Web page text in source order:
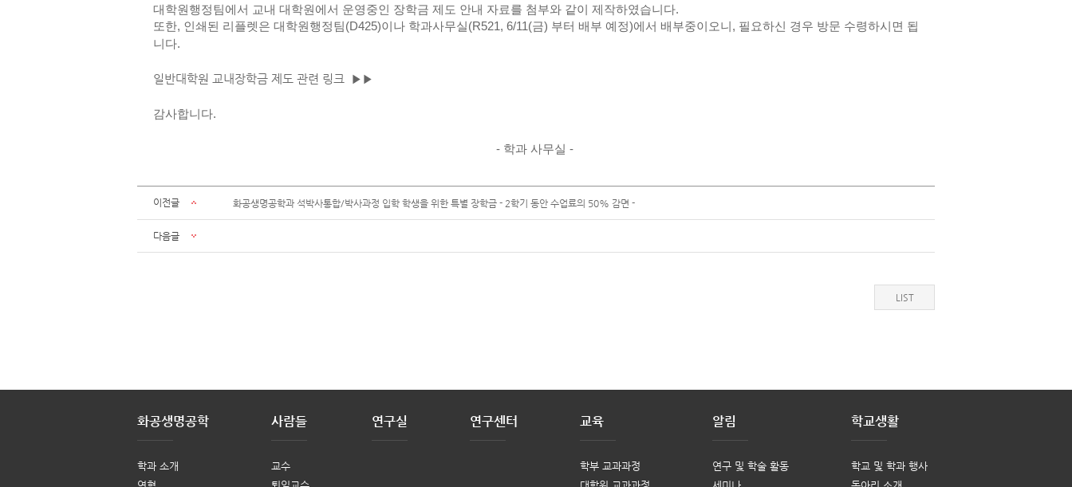
대학원행정팀에서 교내 대학원에서 운영중인 장학금 제도 안내 자료를 첨부와 같이 제작하였습니다.
또한, 인쇄된 리플렛은 대학원행정팀(D425)이나 학과사무실(R521, 6/11(금) 부터 배부 예정)에서 배부중이오니, 필요하신 경우 방문 수령하시면 됩
니다.
일반대학원 교내장학금 제도 관련 링크 ▶▶
감사합니다.
- 학과 사무실 -
이전글 화공생명공학과 석박사통합/박사과정 입학 학생을 위한 특별 장학금 - 2학기 동안 수업료의 50% 감면 -
다음글
LIST
화공생명공학
학과 소개
사람들
교수
연구실 연구센터 교육
학부 교과과정
알림
연구 및 학술 활동
학교생활
학교 및 학과 행사